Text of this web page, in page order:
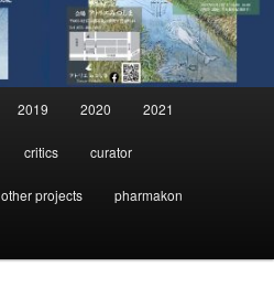
2019 2020 2021
critics curator
other projects pharmakon